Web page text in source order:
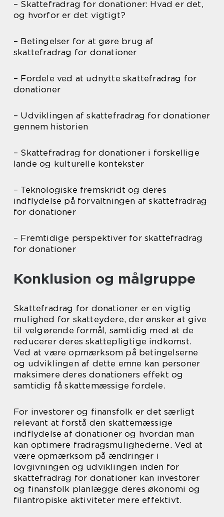
– Skattefradrag for donationer: Hvad er det,
og hvorfor er det vigtigt?
– Betingelser for at gøre brug af
skattefradrag for donationer
– Fordele ved at udnytte skattefradrag for
donationer
– Udviklingen af skattefradrag for donationer
gennem historien
– Skattefradrag for donationer i forskellige
lande og kulturelle kontekster
– Teknologiske fremskridt og deres
indflydelse på forvaltningen af skattefradrag
for donationer
– Fremtidige perspektiver for skattefradrag
for donationer
Konklusion og målgruppe
Skattefradrag for donationer er en vigtig
mulighed for skatteydere, der ønsker at give
til velgørende formål, samtidig med at de
reducerer deres skattepligtige indkomst.
Ved at være opmærksom på betingelserne
og udviklingen af dette emne kan personer
maksimere deres donationers effekt og
samtidig få skattemæssige fordele.
For investorer og finansfolk er det særligt
relevant at forstå den skattemæssige
indflydelse af donationer og hvordan man
kan optimere fradragsmulighederne. Ved at
være opmærksom på ændringer i
lovgivningen og udviklingen inden for
skattefradrag for donationer kan investorer
og finansfolk planlægge deres økonomi og
filantropiske aktiviteter mere effektivt.